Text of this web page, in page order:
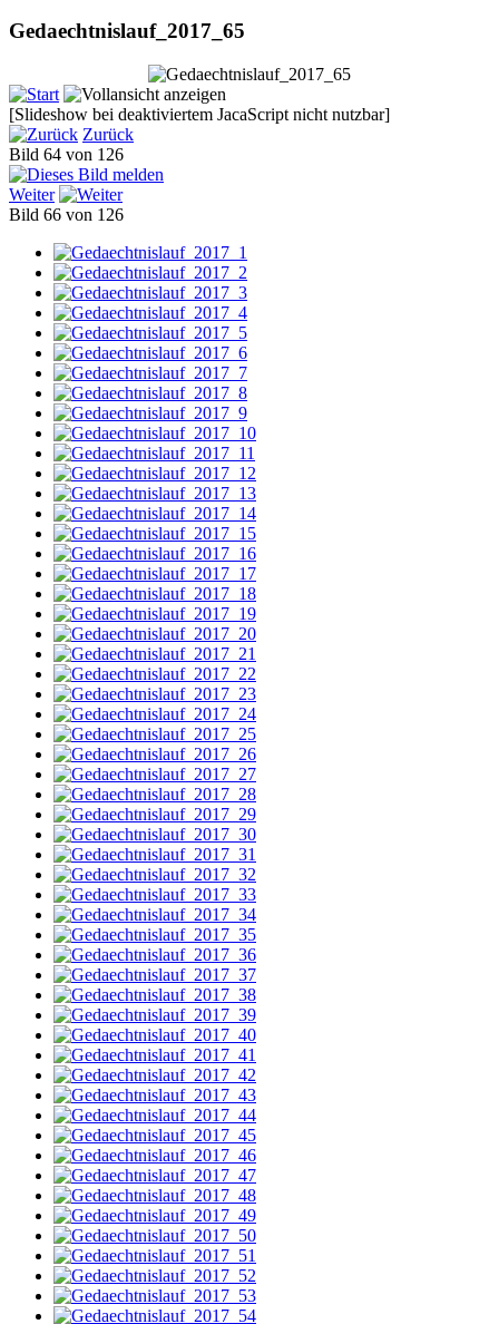
Gedaechtnislauf_2017_65
[Slideshow bei deaktiviertem JacaScript nicht nutzbar]
Zurück
Bild 64 von 126
Weiter
Bild 66 von 126